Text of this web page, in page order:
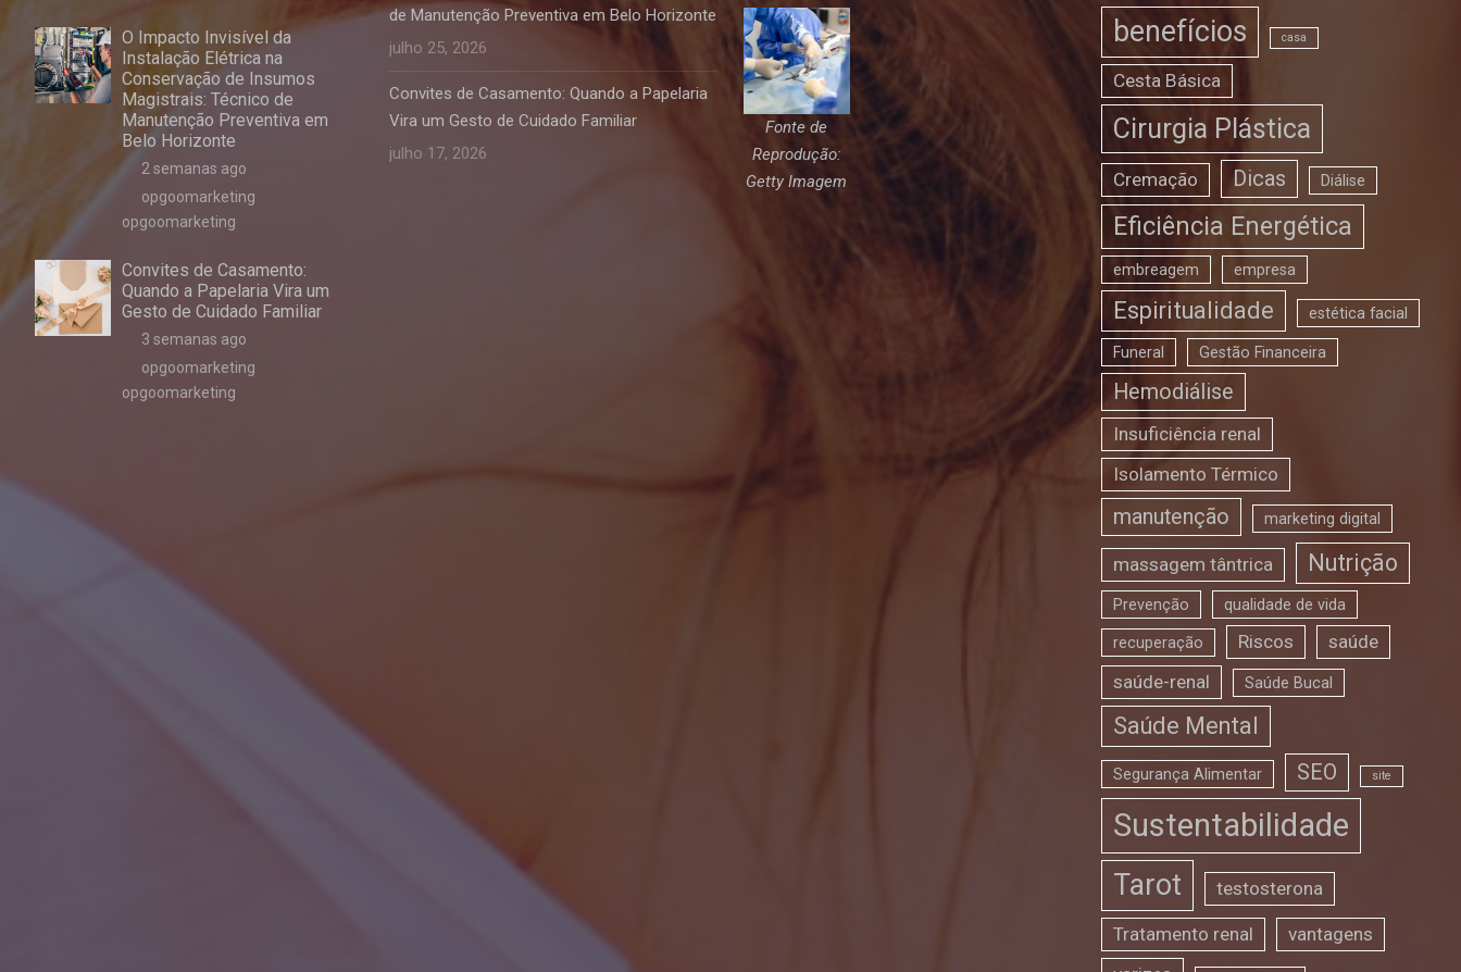
O Impacto Invisível da
Instalação Elétrica na
Conservação de Insumos
Magistrais: Técnico de
Manutenção Preventiva em
Belo Horizonte
2 semanas ago
opgoomarketing
opgoomarketing
Convites de Casamento:
Quando a Papelaria Vira um
Gesto de Cuidado Familiar
3 semanas ago
opgoomarketing
opgoomarketing
de Manutenção Preventiva em Belo Horizonte
julho 25, 2026
Convites de Casamento: Quando a Papelaria
Vira um Gesto de Cuidado Familiar
julho 17, 2026
Fonte de
Reprodução:
Getty Imagem
benefícios casa
Cesta Básica
Cirurgia Plástica
Cremação Dicas Diálise
Eficiência Energética
embreagem empresa
Espiritualidade estética facial
Funeral Gestão Financeira
Hemodiálise
Insuficiência renal
Isolamento Térmico
manutenção marketing digital
massagem tântrica Nutrição
Prevenção qualidade de vida
recuperação Riscos
saúde
saúde-renal
Saúde Bucal
Saúde Mental
Segurança Alimentar SEO site
Sustentabilidade
Tarot testosterona
Tratamento renal
vantagens